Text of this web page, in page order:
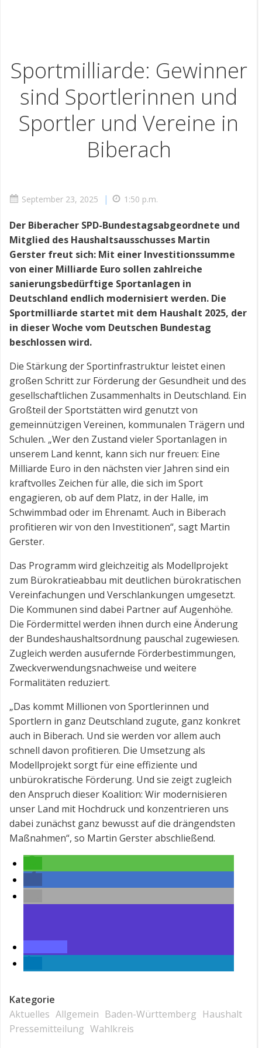
Sportmilliarde: Gewinner
sind Sportlerinnen und
Sportler und Vereine in
Biberach
September 23, 2025 | 1:50 p.m.
Der Biberacher SPD-Bundestagsabgeordnete und
Mitglied des Haushaltsausschusses Martin
Gerster freut sich: Mit einer Investitionssumme
von einer Milliarde Euro sollen zahlreiche
sanierungsbedürftige Sportanlagen in
Deutschland endlich modernisiert werden. Die
Sportmilliarde startet mit dem Haushalt 2025, der
in dieser Woche vom Deutschen Bundestag
beschlossen wird.
Die Stärkung der Sportinfrastruktur leistet einen
großen Schritt zur Förderung der Gesundheit und des
gesellschaftlichen Zusammenhalts in Deutschland. Ein
Großteil der Sportstätten wird genutzt von
gemeinnützigen Vereinen, kommunalen Trägern und
Schulen. „Wer den Zustand vieler Sportanlagen in
unserem Land kennt, kann sich nur freuen: Eine
Milliarde Euro in den nächsten vier Jahren sind ein
kraftvolles Zeichen für alle, die sich im Sport
engagieren, ob auf dem Platz, in der Halle, im
Schwimmbad oder im Ehrenamt. Auch in Biberach
profitieren wir von den Investitionen“, sagt Martin
Gerster.
Das Programm wird gleichzeitig als Modellprojekt
zum Bürokratieabbau mit deutlichen bürokratischen
Vereinfachungen und Verschlankungen umgesetzt.
Die Kommunen sind dabei Partner auf Augenhöhe.
Die Fördermittel werden ihnen durch eine Änderung
der Bundeshaushaltsordnung pauschal zugewiesen.
Zugleich werden ausufernde Förderbestimmungen,
Zweckverwendungsnachweise und weitere
Formalitäten reduziert.
„Das kommt Millionen von Sportlerinnen und
Sportlern in ganz Deutschland zugute, ganz konkret
auch in Biberach. Und sie werden vor allem auch
schnell davon profitieren. Die Umsetzung als
Modellprojekt sorgt für eine effiziente und
unbürokratische Förderung. Und sie zeigt zugleich
den Anspruch dieser Koalition: Wir modernisieren
unser Land mit Hochdruck und konzentrieren uns
dabei zunächst ganz bewusst auf die drängendsten
Maßnahmen“, so Martin Gerster abschließend.
Kategorie
Aktuelles Allgemein Baden-Württemberg Haushalt
Pressemitteilung Wahlkreis